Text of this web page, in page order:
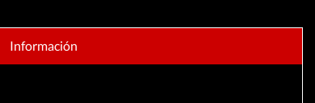
Información